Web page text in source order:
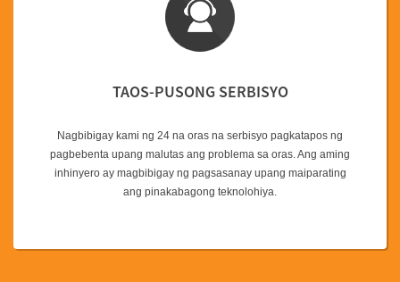
TAOS-PUSONG SERBISYO
Nagbibigay kami ng 24 na oras na serbisyo pagkatapos ng
pagbebenta upang malutas ang problema sa oras. Ang aming
inhinyero ay magbibigay ng pagsasanay upang maiparating
ang pinakabagong teknolohiya.